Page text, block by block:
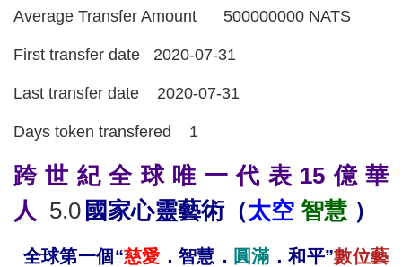
Average Transfer Amount 500000000 NATS
First transfer date 2020-07-31
Last transfer date 2020-07-31
Days token transfered 1
跨世紀全球唯一代表15億華
人 5.0 國家心靈藝術（太空 智慧 ）
全球第一個 “慈愛 ．智慧． 圓滿 ．和平”數位藝